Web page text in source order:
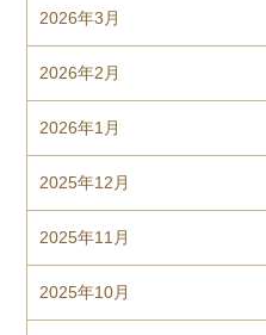
2026年3月
2026年2月
2026年1月
2025年12月
2025年11月
2025年10月